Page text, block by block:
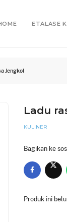
ETALASE
Jengkol
Ladu
KULINER
Bagikan ke
Produk ini